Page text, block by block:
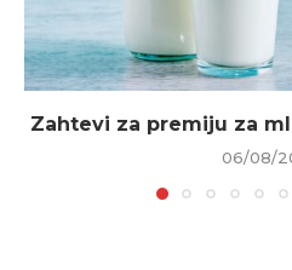
Zahtevi za premiju za
06/08/